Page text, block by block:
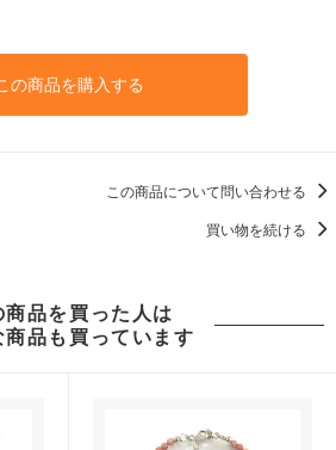
の商品を購入する
この商品について問い合わせる
買い物を続ける
商品を買った人は
商品も買っています